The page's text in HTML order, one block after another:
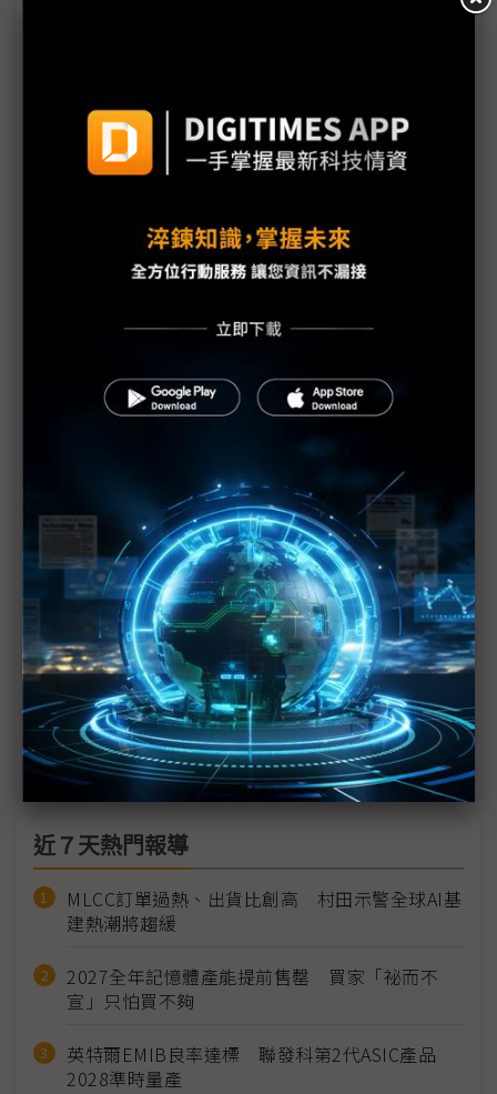
三星顯示器OLED材料aETL獨家供應商事業解密
「疫」變再變 三星量產QD-OLED變數多
三星顯示器申請商標QDE、QDX 或將推出新品
三星顯示器OLED戰線 從手機延伸到NB
三星顯示器劍指LGD 進軍車用OLED市場
LCD、OLED設備皆熱 佳能尼康看好市場回春
OLED熱度直上雲霄 材料年營收或成長18%
OLED需求增 傳LGD投資7.5億美元擴建越南工廠
面板業迎NB熱 兩大韓廠布局有別
折疊式iPhone有影 傳LGD協助開發面板
傳蘋果與台積電開發micro OLED面板導入AR產品
三星力推折疊產品 或將擴大至平板電腦、NB
近７天熱門報導
MLCC訂單過熱、出貨比創高 村田示警全球AI基
建熱潮將趨緩
2027全年記憶體產能提前售罄 買家「祕而不
宣」只怕買不夠
英特爾EMIB良率達標 聯發科第2代ASIC產品
2028準時量產